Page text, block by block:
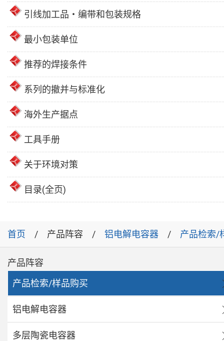
引线加工品・编带和包装规格
最小包装单位
推荐的焊接条件
系列的撤并与标准化
海外生产据点
工具手册
关于环境对策
目录(全页)
首页 产品阵容 铝电解电容器 产品检索/
产品阵容
产品检索/样品购买
铝电解电容器
多层陶瓷电容器